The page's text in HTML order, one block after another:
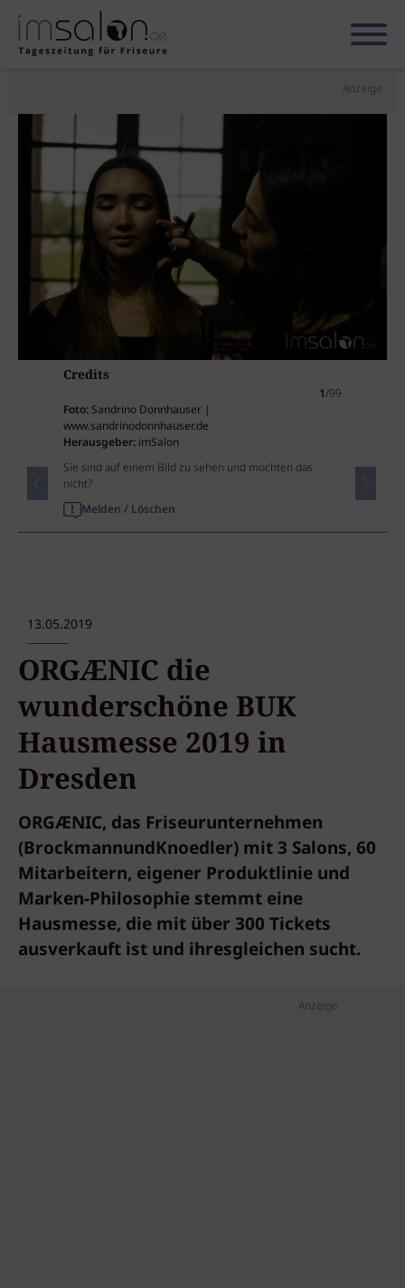
Anzeige
Credits
1/99
Foto: Sandrino Donnhauser |
www.sandrinodonnhauser.de
Herausgeber: imSalon
Sie sind auf einem Bild zu sehen und möchten das
nicht?
Melden / Löschen
13.05.2019
ORGÆNIC die
wunderschöne BUK
Hausmesse 2019 in
Dresden
ORGÆNIC, das Friseurunternehmen
(BrockmannundKnoedler) mit 3 Salons, 60
Mitarbeitern, eigener Produktlinie und
Marken-Philosophie stemmt eine
Hausmesse, die mit über 300 Tickets
ausverkauft ist und ihresgleichen sucht.
Anzeige